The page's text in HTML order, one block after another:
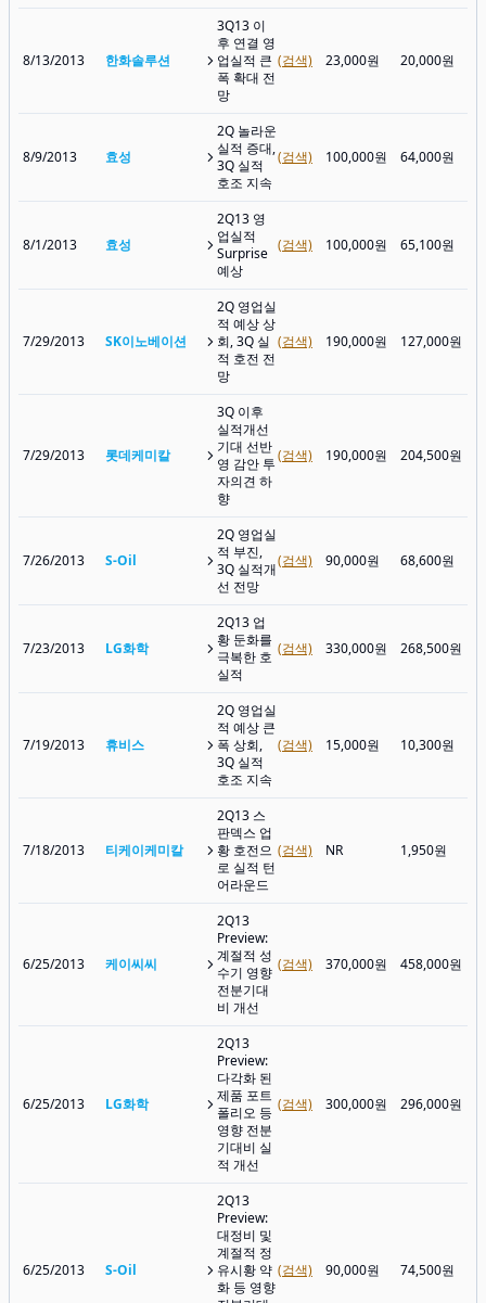
8/13/2013 한화솔루션
3Q13 이
후 연결 영
업실적 큰
폭 확대 전
망
(검색) 23,000원 20,000원
8/9/2013 효성
2Q 놀라운
실적 증대,
3Q 실적
호조 지속
(검색) 100,000원 64,000원
8/1/2013 효성
2Q13 영
업실적
Surprise
예상
(검색) 100,000원 65,100원
7/29/2013 SK이노베이션
2Q 영업실
적 예상 상
회, 3Q 실
적 호전 전
망
(검색) 190,000원 127,000원
7/29/2013 롯데케미칼
3Q 이후
실적개선
기대 선반
영 감안 투
자의견 하
향
(검색) 190,000원 204,500원
7/26/2013 S-Oil
2Q 영업실
적 부진,
3Q 실적개
선 전망
(검색) 90,000원 68,600원
7/23/2013 LG화학
2Q13 업
황 둔화를
극복한 호
실적
(검색) 330,000원 268,500원
7/19/2013 휴비스
2Q 영업실
적 예상 큰
폭 상회,
3Q 실적
호조 지속
(검색) 15,000원 10,300원
7/18/2013 티케이케미칼
2Q13 스
판덱스 업
황 호전으
로 실적 턴
어라운드
(검색) NR 1,950원
6/25/2013 케이씨씨
2Q13
Preview:
계절적 성
수기 영향
전분기대
비 개선
(검색) 370,000원 458,000원
6/25/2013 LG화학
2Q13
Preview:
다각화 된
제품 포트
폴리오 등
영향 전분
기대비 실
적 개선
(검색) 300,000원 296,000원
6/25/2013 S-Oil
2Q13
Preview:
대정비 및
계절적 정
유시황 약
화 등 영향
(검색) 90,000원 74,500원